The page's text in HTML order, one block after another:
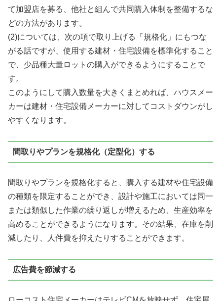
て加盟店を募る、他社と組んで共同購入体制を整備するな
どの方法があります。
(2)については、次の項で取り上げる「規格化」にもつな
がる話ですが、使用する建材・住宅設備を標準化すること
で、少品種大量ロットの購入ができるようにすることで
す。
このようにして購入数量を大きくまとめれば、ハウスメー
カーは建材・住宅設備メーカーに対してコストダウンがし
やすくなります。
間取りやプランを規格化（定型化）する
間取りやプランを規格化すると、購入する建材や住宅設備
の種類を限定することができ、設計や施工においては同一
または類似した作業の繰り返しが増えるため、生産効率を
高めることができるようになります。その結果、 在庫を削
減したり、人件費を抑えたりすることができます。
広告費を節減する